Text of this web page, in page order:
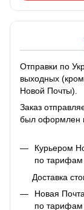
Отправки по
выходных
Новой Почты).
Заказ
был оформлен
Курьером
по тарифам
Доставка
Новая
по тарифам